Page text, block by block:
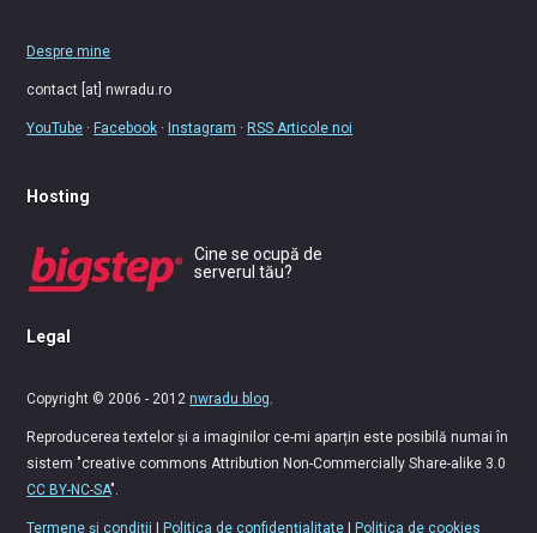
Despre mine
contact [at] nwradu.ro
YouTube ·Facebook ·Instagram ·RSS Articole noi
Hosting
Cine se ocupă de
serverul tău?
Legal
Copyright © 2006 - 2012nwradu blog.
Reproducerea textelor și a imaginilor ce-mi aparțin este posibilă numai în
sistem "creative commons Attribution Non-Commercially Share-alike 3.0
CC BY-NC-SA".
Termene și condiții |Politica de confidențialitate |Politica de cookies